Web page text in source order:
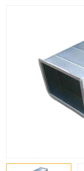
风机系列
通风设备